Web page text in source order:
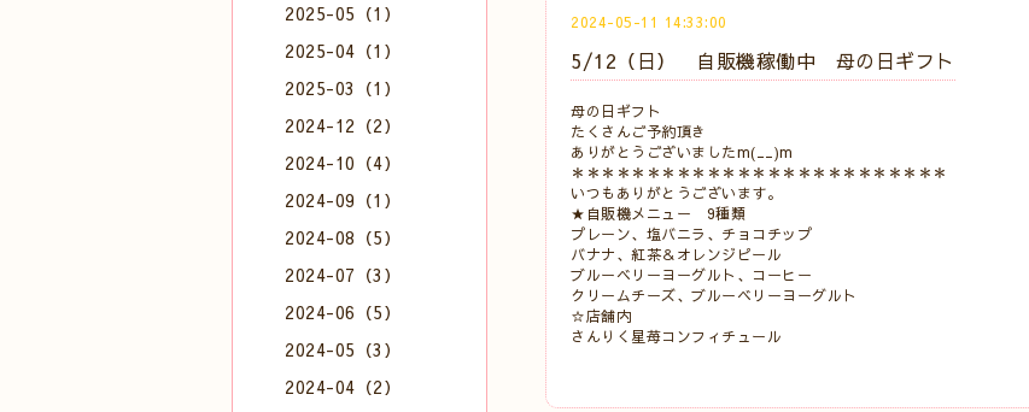
2024-05-11 14:33:00
5/12（日） 自販機稼働中 母の日ギフト
母の日ギフト
たくさんご予約頂き
ありがとうございましたm(__)m
＊＊＊＊＊＊＊＊＊＊＊＊＊＊＊＊＊＊＊＊＊＊＊＊＊
いつもありがとうございます。
★自販機メニュー 9種類
プレーン、塩バニラ、チョコチップ
バナナ、紅茶＆オレンジピール
ブルーベリーヨーグルト、コーヒー
クリームチーズ、ブルーベリーヨーグルト
☆店舗内
さんりく星苺コンフィチュール
2025-05（1）
2025-04（1）
2025-03（1）
2024-12（2）
2024-10（4）
2024-09（1）
2024-08（5）
2024-07（3）
2024-06（5）
2024-05（3）
2024-04（2）